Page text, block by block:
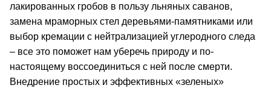
лакированных гробов в пользу льняных саванов,
замена мраморных стел деревьями-памятниками или
выбор кремации с нейтрализацией углеродного следа
– все это поможет нам уберечь природу и по-
настоящему воссоединиться с ней после смерти.
Внедрение простых и эффективных «зеленых»